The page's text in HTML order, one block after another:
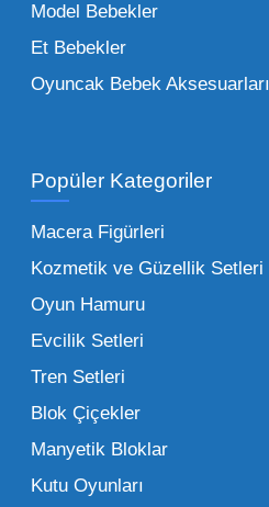
figürlerden geleneksel
her şeyi
İşletmeler için toptan
şüphesiz ki birim
Oyuncak toptan
perakende satış fiyatı ile
makas açılır ve bu da
edilmesini sağlar. Toplu
dönemlerinde
rahatlamasına
Model Bebekler
Et Bebekler
Oyuncak Bebek Aksesuarları
Popüler Kategoriler
Macera Figürleri
Kozmetik ve Güzellik Setleri
Oyun Hamuru
Evcilik Setleri
Tren Setleri
Blok Çiçekler
Manyetik Bloklar
Kutu Oyunları